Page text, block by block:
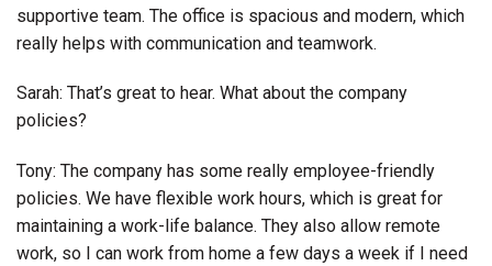
supportive team. The office is spacious and modern, which
really helps with communication and teamwork.
Sarah: That’s great to hear. What about the company
policies?
Tony: The company has some really employee-friendly
policies. We have flexible work hours, which is great for
maintaining a work-life balance. They also allow remote
work, so I can work from home a few days a week if I need